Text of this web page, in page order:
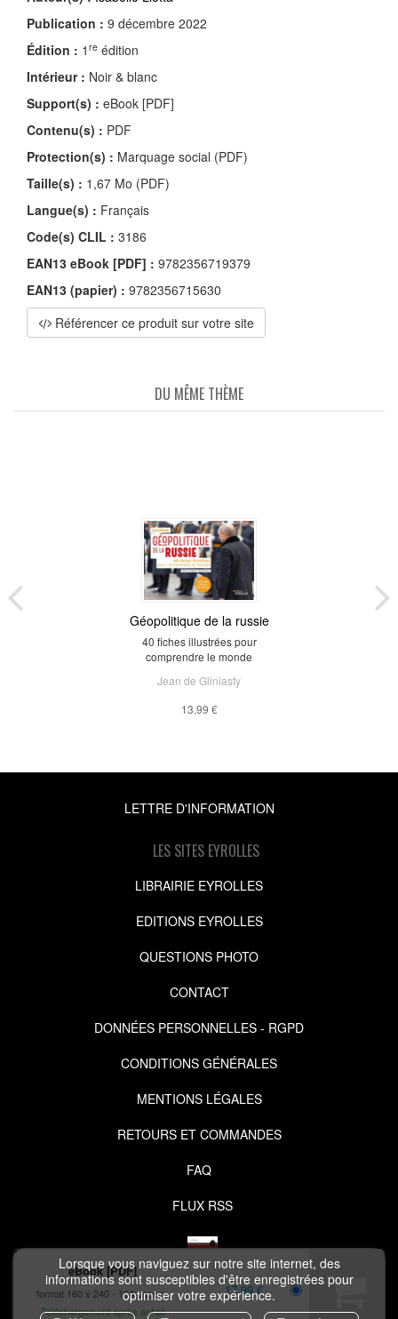
Lorsque vous naviguez sur notre site internet, des
informations sont susceptibles d'être enregistrées pour
optimiser votre expérience.
eBook [PDF]
format 160 x 240
164 pages
Téléchargement après achat
17,99 €
Publication : 9 décembre 2022
Édition : 1 re édition
Intérieur : Noir & blanc
Support(s) : eBook [PDF]
Contenu(s) : PDF
Protection(s) : Marquage social (PDF)
Taille(s) : 1,67 Mo (PDF)
Langue(s) : Français
Code(s) CLIL : 3186
EAN13 eBook [PDF] : 9782356719379
EAN13 (papier) : 9782356715630
Référencer ce produit sur votre site
DU MÊME THÈME
Géopolitique de la russie
40 fiches illustrées pour
comprendre le monde
Jean de Gliniasty
13,99 €
LETTRE D'INFORMATION
LES SITES EYROLLES
LIBRAIRIE EYROLLES
EDITIONS EYROLLES
QUESTIONS PHOTO
CONTACT
DONNÉES PERSONNELLES - RGPD
CONDITIONS GÉNÉRALES
MENTIONS LÉGALES
RETOURS ET COMMANDES
FAQ
FLUX RSS
COPYRIGHT © 2026 IZIBOOK.EYROLLES.COM ET NUXOS PUBLISHING